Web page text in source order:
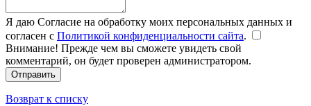
Я даю Согласие на обработку моих персональных данных и
согласен с Политикой конфиденциальности сайта.
Внимание! Прежде чем вы сможете увидеть свой
комментарий, он будет проверен администратором.
Отправить
Возврат к списку